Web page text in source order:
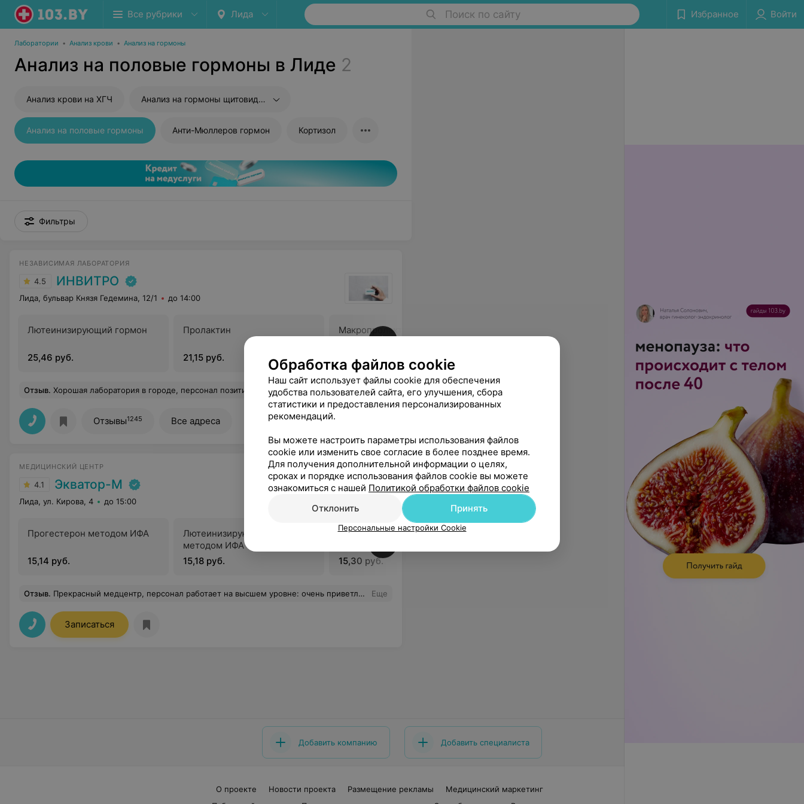
Все рубрики Лида Поиск по сайту Избранное Войти
Лаборатории • Анализ крови • Анализ на гормоны
Анализ на половые гормоны в Лиде 2
Анализ крови на ХГЧ Анализ на гормоны щитовидной железы
Анализ на половые гормоны Анти-Мюллеров гормон Кортизол
Фильтры
НЕЗАВИСИМАЯ ЛАБОРАТОРИЯ
4.5 ИНВИТРО
Лида, бульвар Князя Гедемина, 12/1 до 14:00
Лютеинизирующий гормон
25,46 руб.
Пролактин
21,15 руб.
Макропролактин +
41,11 руб.
24,38 руб.
Отзыв. Хорошая лаборатория в городе, персонал позитивный, вежливый. Помещение не очень большое, иногда утром большие очередь бывают, но все равно по времени как-то все быстро происходит. Для меня важно, чтобы мои анализы были достоверными и быстро делались, как раз Инвитро в этом очень выручает. Еще
Отзывы1245 Все адреса
МЕДИЦИНСКИЙ ЦЕНТР
4.1 Экватор-М
Лида, ул. Кирова, 4 до 15:00
Прогестерон методом ИФА
15,14 руб.
Лютеинизирующий гормон
методом ИФА
15,18 руб.
Пролактин методом ИФА
15,30 руб.
Эстрадиол методом ИФА
19,26 руб.
Отзыв. Прекрасный медцентр, персонал работает на высшем уровне: очень приветливые и вежливые, всегда помогут и подскажут. Хочу отдельно поблагодарить замечательного специалиста Матюлевич Надежду Александровну за ее профессионализм, грамотность, вежливость. Рекомендую! Еще
Записаться
Добавить компанию Добавить специалиста
О проекте Новости проекта Размещение рекламы
Медицинский маркетинг
Обработка файлов cookie
Наш сайт использует файлы cookie для обеспечения
удобства пользователей сайта, его улучшения, сбора
статистики и предоставления персонализированных
рекомендаций.
Вы можете настроить параметры использования файлов
cookie или изменить свое согласие в более позднее время.
Для получения дополнительной информации о целях,
сроках и порядке использования файлов cookie вы можете
ознакомиться с нашей Политикой обработки файлов cookie
Отклонить
Принять
Персональные настройки Cookie